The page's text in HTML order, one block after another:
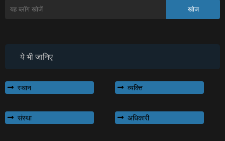
ये भी जानिए
स्थान व्यक्ति
संस्था अधिकारी